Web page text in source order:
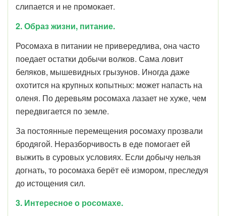
слипается и не промокает.
2. Образ жизни, питание.
Росомаха в питании не привередлива, она часто
поедает остатки добычи волков. Сама ловит
беляков, мышевидных грызунов. Иногда даже
охотится на крупных копытных: может напасть на
оленя. По деревьям росомаха лазает не хуже, чем
передвигается по земле.
За постоянные перемещения росомаху прозвали
бродягой. Неразборчивость в еде помогает ей
выжить в суровых условиях. Если добычу нельзя
догнать, то росомаха берёт её измором, преследуя
до истощения сил.
3. Интересное о росомахе.